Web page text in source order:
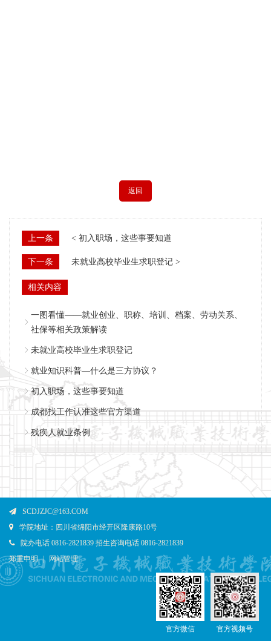
返回
上一条 < 初入职场，这些事要知道
下一条 未就业高校毕业生求职登记 >
相关内容
一图看懂——就业创业、职称、培训、档案、劳动关系、
社保等相关政策解读
未就业高校毕业生求职登记
就业知识科普—什么是三方协议？
初入职场，这些事要知道
成都找工作认准这些官方渠道
残疾人就业条例
SCDJZJC@163.COM
学院地址：四川省绵阳市经开区隆康路10号
院办电话 0816-2821839 招生咨询电话 0816-2821839
郑重申明 | 网站管理
官方视频号
官方微信